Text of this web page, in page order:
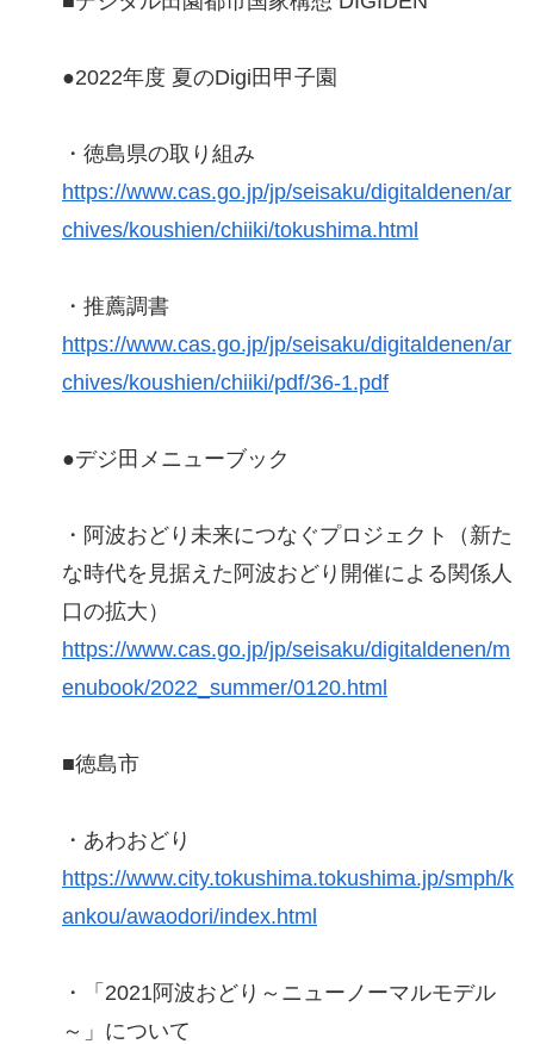
●2022年度 夏のDigi田甲子園
・徳島県の取り組み
https://www.cas.go.jp/jp/seisaku/digitaldenen/ar
chives/koushien/chiiki/tokushima.html
・推薦調書
https://www.cas.go.jp/jp/seisaku/digitaldenen/ar
chives/koushien/chiiki/pdf/36-1.pdf
●デジ田メニューブック
・阿波おどり未来につなぐプロジェクト（新た
な時代を見据えた阿波おどり開催による関係人
口の拡大）
https://www.cas.go.jp/jp/seisaku/digitaldenen/m
enubook/2022_summer/0120.html
■徳島市
・あわおどり
https://www.city.tokushima.tokushima.jp/smph/k
ankou/awaodori/index.html
・「2021阿波おどり～ニューノーマルモデル
～」について